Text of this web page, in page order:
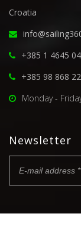
Croatia
+385 1 4645
+385 98 868
Monday -
Newsletter